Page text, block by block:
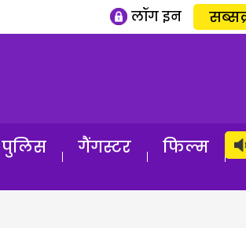
लॉग इन
पुलिस गैंगस्टर फिल्म